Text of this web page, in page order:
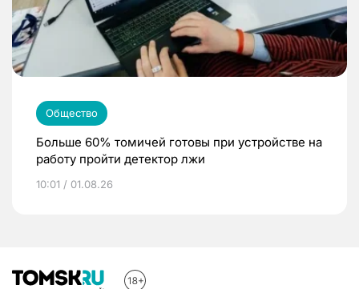
Общество
Больше 60% томичей готовы при устройстве на
работу пройти детектор лжи
10:01 / 01.08.26